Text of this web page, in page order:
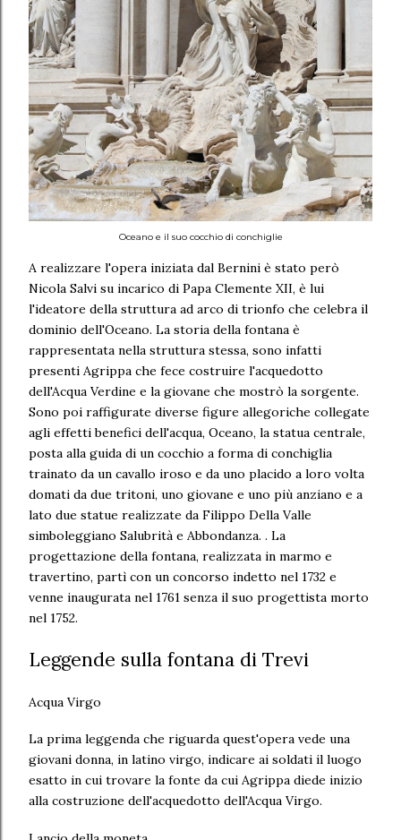
Oceano e il suo cocchio di conchiglie
A realizzare l'opera iniziata dal Bernini è stato però
Nicola Salvi su incarico di Papa Clemente XII, è lui
l'ideatore della struttura ad arco di trionfo che celebra il
dominio dell'Oceano. La storia della fontana è
rappresentata nella struttura stessa, sono infatti
presenti Agrippa che fece costruire l'acquedotto
dell'Acqua Verdine e la giovane che mostrò la sorgente.
Sono poi raffigurate diverse figure allegoriche collegate
agli effetti benefici dell'acqua, Oceano, la statua centrale,
posta alla guida di un cocchio a forma di conchiglia
trainato da un cavallo iroso e da uno placido a loro volta
domati da due tritoni, uno giovane e uno più anziano e a
lato due statue realizzate da Filippo Della Valle
simboleggiano Salubrità e Abbondanza. . La
progettazione della fontana, realizzata in marmo e
travertino, partì con un concorso indetto nel 1732 e
venne inaugurata nel 1761 senza il suo progettista morto
nel 1752.
Leggende sulla fontana di Trevi
Acqua Virgo
La prima leggenda che riguarda quest'opera vede una
giovani donna, in latino virgo, indicare ai soldati il luogo
esatto in cui trovare la fonte da cui Agrippa diede inizio
alla costruzione dell'acquedotto dell'Acqua Virgo.